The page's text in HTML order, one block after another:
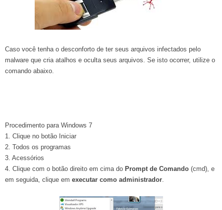
Caso você tenha o desconforto de ter seus arquivos infectados pelo
malware que cria atalhos e oculta seus arquivos. Se isto ocorrer, utilize o
comando abaixo.
Procedimento para Windows 7
1. Clique no botão Iniciar
2. Todos os programas
3. Acessórios
4. Clique com o botão direito em cima do Prompt de Comando (cmd), e
em seguida, clique em executar como administrador